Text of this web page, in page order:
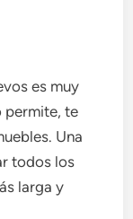
es muy
permite, te
Una
todos los
larga y